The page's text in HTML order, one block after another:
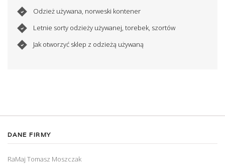
Odzież używana, norweski kontener
Letnie sorty odzieży używanej, torebek, szortów
Jak otworzyć sklep z odzieżą używaną
DANE FIRMY
RaMaj Tomasz Moszczak